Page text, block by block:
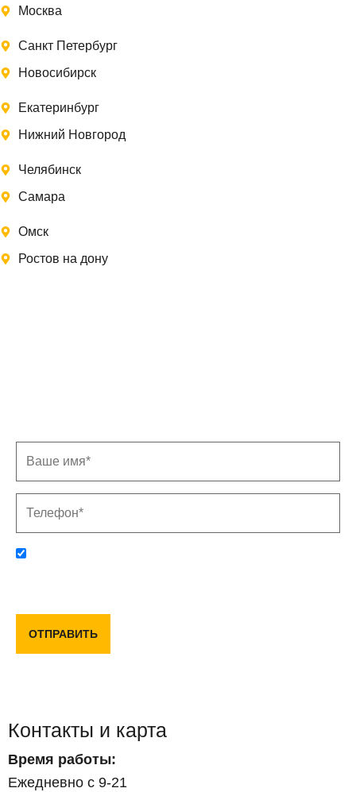
Москва
Санкт Петербург
Новосибирск
Екатеринбург
Нижний Новгород
Челябинск
Самара
Омск
Ростов на дону
ОТПРАВИТЬ
Контакты и карта
Время работы:
Ежедневно с 9-21